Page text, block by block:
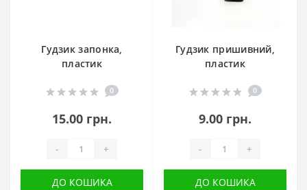
Гудзик запонка,
пластик
0
15.00 грн.
- +
ДО КОШИКА
Гудзик пришивний,
пластик
0
9.00 грн.
- +
ДО КОШИКА